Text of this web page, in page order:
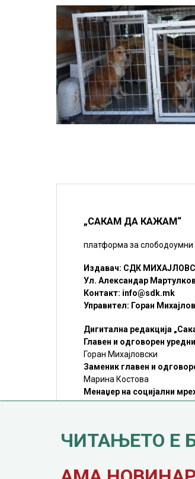
„САКАМ ДА КАЖАМ“
платформа за слободоумни
Издавач: СДК
Ул. Александар
Контакт: info@sdk.mk
Управител: Горан
Дигитална редакција
Главен и одговорен
Горан Михајловски
Заменик главен и
Марина Костова
Менаџер на социјални
Мирослав Илиоски
©SDK.MK Крадењето авторски
Преземањето на авторски содржини
ЧИТАЊЕТО Е